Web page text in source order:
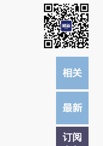
订阅